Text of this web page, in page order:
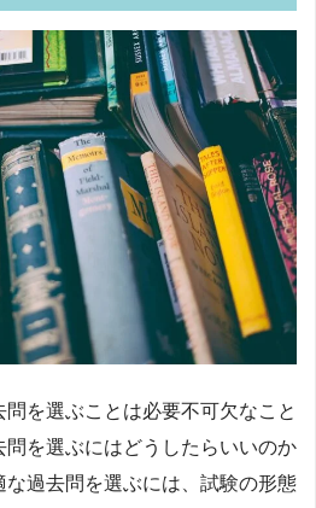
を選ぶことは必要不可欠なこと
を選ぶにはどうしたらいいのか
過去問を選ぶには、試験の形態